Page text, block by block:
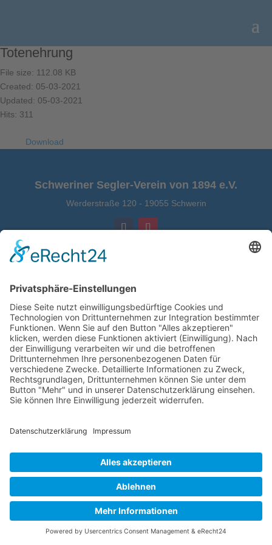
Totenehrung
File size: 112.08 KB
Created: 05-03-2021
Updated: 05-03-2021
Hits: 311
Download
Schweriner Segler-Verein von 1894 e.V.
Werderstraße 120 - 19055 Schwerin
IMPRESSUM|DATENSCHUTZ|
BARRIEREFREIHEITSERKLÄRUNG
Copyright © 2026 Schweriner Segler-Verein von 1894
e.V.
Powered by Porthun & Thiede
Telefon: (03 85) 5 81 08 25
E-Mail: buero@ssv1894.de